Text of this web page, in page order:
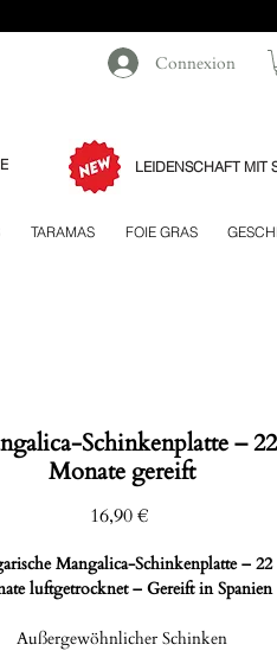
Connexion
LEIDENSCHAFT MIT
TARAMAS FOIE GRAS
Schinkenplatte – 22
Monate gereift
16,90 €Preis
Mangalica-Schinkenplatte – 22
luftgetrocknet – Gereift in Spanien
Außergewöhnlicher Schinken